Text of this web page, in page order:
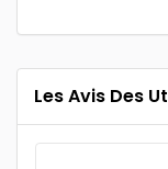
Les Avis Des